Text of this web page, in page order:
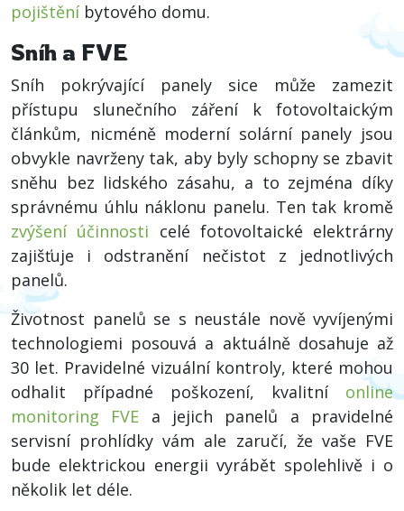
pojištění bytového domu.
Sníh a FVE
Sníh pokrývající panely sice může zamezit
přístupu slunečního záření k fotovoltaickým
článkům, nicméně moderní solární panely jsou
obvykle navrženy tak, aby byly schopny se zbavit
sněhu bez lidského zásahu, a to zejména díky
správnému úhlu náklonu panelu. Ten tak kromě
zvýšení účinnosti celé fotovoltaické elektrárny
zajišťuje i odstranění nečistot z jednotlivých
panelů.
Životnost panelů se s neustále nově vyvíjenými
technologiemi posouvá a aktuálně dosahuje až
30 let. Pravidelné vizuální kontroly, které mohou
odhalit případné poškození, kvalitní online
monitoring FVE a jejich panelů a pravidelné
servisní prohlídky vám ale zaručí, že vaše FVE
bude elektrickou energii vyrábět spolehlivě i o
několik let déle.